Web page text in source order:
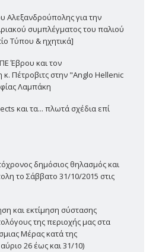
Αλεξανδρούπολης για την
συμπλέγματος του παλιού
Τύπου & ηχητικά]
Έβρου και τον
κ. Πέτροβιτς στην "Anglo Hellenic
Λαμπάκη
και τα... πλωτά σχέδια επί
δημόσιος θηλασμός και
το Σάββατο 31/10/2015 στις
και εκτίμηση σύστασης
της περιοχής μας στα
Μέρας κατά της
26 έως και 31/10)